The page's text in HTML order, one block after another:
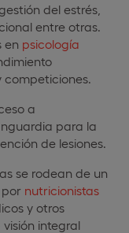
del estrés,
entre otras.
en psicología
a
para la
de lesiones.
se rodean de un
nutricionistas
y otros
integral